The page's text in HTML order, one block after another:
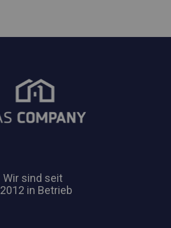
Wir sind seit
2012 in Betrieb